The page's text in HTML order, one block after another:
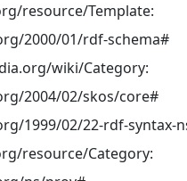
resource/Template:
2000/01/rdf-schema#
wiki/Category:
2004/02/skos/core#
1999/02/22-rdf-syntax-
resource/Category: